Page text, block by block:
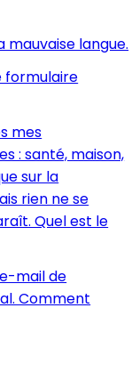
mauvaise langue.
formulaire
mes
: santé, maison,
sur la
rien ne se
Quel est le
mail de
Comment